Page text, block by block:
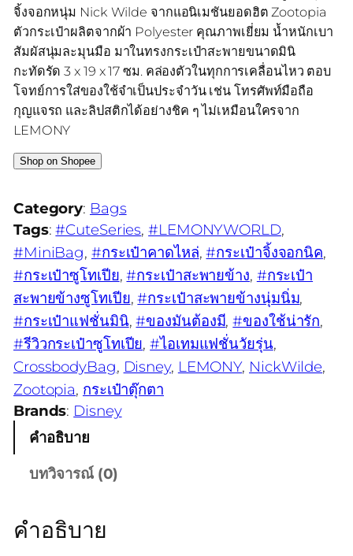
จิ้งจอกหนุ่ม Nick Wilde จากแอนิเมชันยอดฮิต Zootopia
ตัวกระเป๋าผลิตจากผ้า Polyester คุณภาพเยี่ยม น้ำหนักเบา
สัมผัสนุ่มละมุนมือ มาในทรงกระเป๋าสะพายขนาดมินิ
กะทัดรัด 3 x 19 x 17 ซม. คล่องตัวในทุกการเคลื่อนไหว ตอบ
โจทย์การใส่ของใช้จำเป็นประจำวัน เช่น โทรศัพท์มือถือ
กุญแจรถ และลิปสติกได้อย่างชิค ๆ ไม่เหมือนใครจาก
LEMONY
Shop on Shopee
Category: Bags
Tags:#CuteSeries, #LEMONYWORLD
#MiniBag, #กระเป๋าคาดไหล่, #กระเป๋าจิ้งจอกนิค
#กระเป๋าซูโทเปีย, #กระเป๋าสะพายข้าง, #กระเป๋า
สะพายข้างซูโทเปีย, #กระเป๋าสะพายข้างนุ่มนิ่ม
#กระเป๋าแฟชั่นมินิ, #ของมันต้องมี, #ของใช้น่ารัก
#รีวิวกระเป๋าซูโทเปีย, #ไอเทมแฟชั่นวัยรุ่น
CrossbodyBag, Disney, LEMONY, NickWilde
Zootopia, กระเป๋าตุ๊กตา
Brands: Disney
คำอธิบาย
บทวิจารณ์ (0)
คำอธิบาย